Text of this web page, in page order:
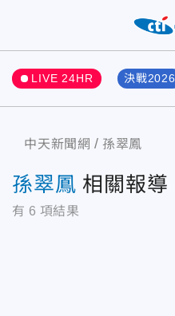
LIVE 24HR 決戰2026
中天新聞網 孫翠鳳
孫翠鳳 相關報導
有 6 項結果